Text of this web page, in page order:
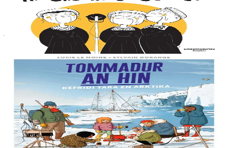
Connais-tu les Sœurs Goadec ? Elles ont grandi dans la campagne
bretonne et ont conquis le monde avec leurs chants. De Treffrin
jusqu'à Paris, elles sont...
12,90 €
8 ans et plus
Bannoù-heol
Le réchauffement climatique : Mission Tara en
Arctique
Billy connaît bien la mer et le réchauffement climatique : sa maman
étudie la fonte des glaces à bord d’un voilier scientifique, la goélette
Tara....